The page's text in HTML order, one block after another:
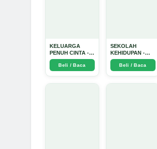
KELUARGA
PENUH CINTA -
Arda Dinata
Beli / Baca
SEKOLAH
KEHIDUPAN -
Arda Dinata
Beli / Baca